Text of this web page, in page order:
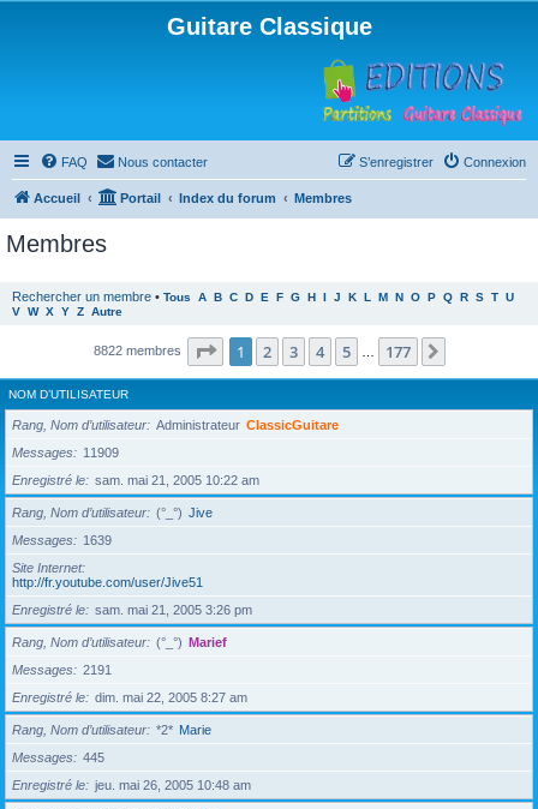
Guitare Classique
FAQ Nous contacter Connexion
S’enregistrer
Accueil Portail Index du forum Membres
Membres
Rechercher un membre • Tous A B C D E F G H I J K L M N O P Q R S T U
V W X Y Z Autre
8822 membres Page 1sur177
1 2 3 4 5 177
NOM D’UTILISATEUR
Rang, Nom d’utilisateur Administrateur ClassicGuitare
Messages
11909
Enregistré le
sam. mai 21, 2005 10:22 am
Rang, Nom d’utilisateur (°_°) Jive
Messages
1639
Site Internet
http://fr.youtube.com/user/Jive51
Enregistré le
sam. mai 21, 2005 3:26 pm
Rang, Nom d’utilisateur (°_°) Marief
Messages
2191
Enregistré le
dim. mai 22, 2005 8:27 am
Rang, Nom d’utilisateur *2* Marie
Messages
445
Enregistré le
jeu. mai 26, 2005 10:48 am